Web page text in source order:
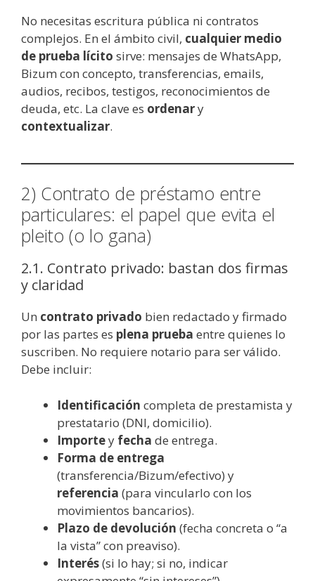
No necesitas escritura pública ni contratos
complejos. En el ámbito civil, cualquier medio
de prueba lícito sirve: mensajes de WhatsApp,
Bizum con concepto, transferencias, emails,
audios, recibos, testigos, reconocimientos de
deuda, etc. La clave es ordenary
contextualizar.
2) Contrato de préstamo entre
particulares: el papel que evita el
pleito (o lo gana)
2.1. Contrato privado: bastan dos firmas
y claridad
Un contrato privado bien redactado y firmado
por las partes es plena prueba entre quienes lo
suscriben. No requiere notario para ser válido.
Debe incluir:
Identificación completa de prestamista y
prestatario (DNI, domicilio).
Importey fecha de entrega.
Forma de entrega
(transferencia/Bizum/efectivo) y
referencia (para vincularlo con los
movimientos bancarios).
Plazo de devolución (fecha concreta o “a
la vista” con preaviso).
Interés(si lo hay; si no, indicar